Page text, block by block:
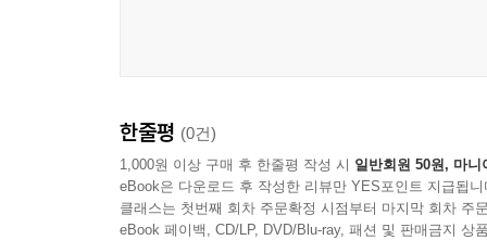
한줄평 (0건)
1,000원 이상 구매 후 한줄평 작성 시 일반회원 50원, 마니
eBook은 다운로드 후 작성한 리뷰만 YES포인트 지급됩니
클래스는 첫번째 회차 주문확정 시점부터 마지막 회차 주
eBook 페이백, CD/LP, DVD/Blu-ray, 패션 및 판매금지 상